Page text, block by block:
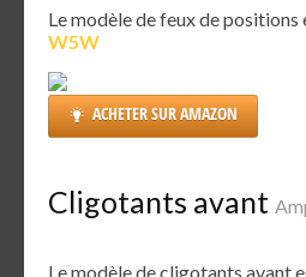
Le modèle de feux de positions
W5W
ACHETER SUR AMAZON
Cligotants avant
Le modèle de cligotants avant